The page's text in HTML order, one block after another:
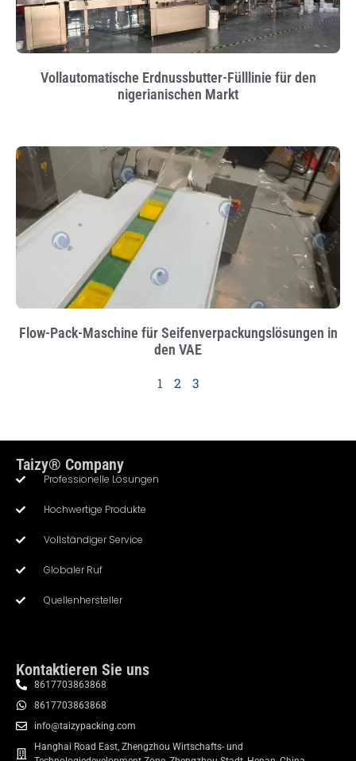
Vollautomatische Erdnussbutter-Fülllinie für den
nigerianischen Markt
Flow-Pack-Maschine für Seifenverpackungslösungen in
den VAE
1
2 3
Taizy® Company
Professionelle Lösungen
Hochwertige Produkte
Vollständiger Service
Globaler Ruf
Quellenhersteller
Kontaktieren Sie uns
8617703863868
8617703863868
info@taizypacking.com
Hanghai Road East, Zhengzhou Wirtschafts- und